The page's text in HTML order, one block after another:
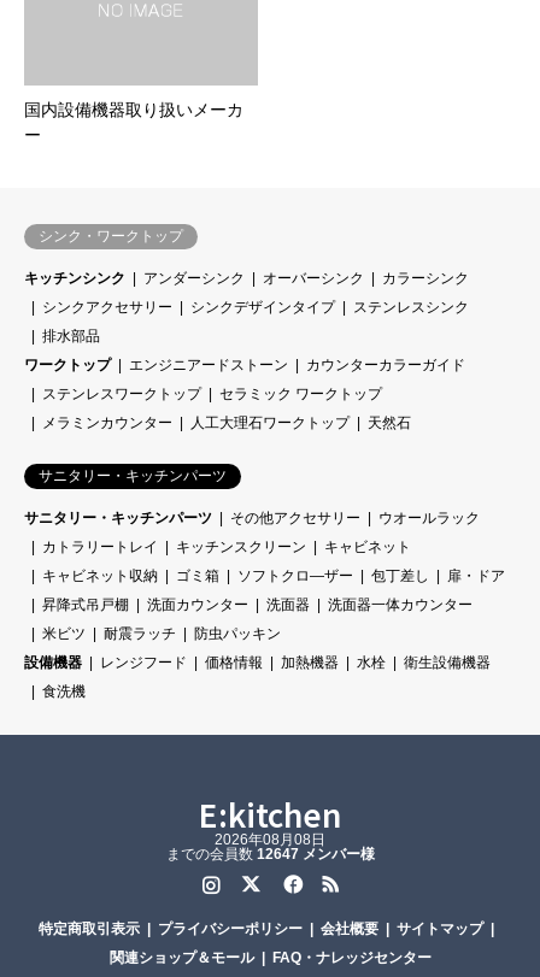
国内設備機器取り扱いメーカ
ー
シンク・ワークトップ
キッチンシンク アンダーシンク オーバーシンク
カラーシンク
シンクアクセサリー
シンクデザインタイプ
ステンレスシンク
排水部品
ワークトップ
エンジニアードストーン
カウンターカラーガイド
ステンレスワークトップ
セラミック ワークトップ
メラミンカウンター
人工大理石ワークトップ 天然石
サニタリー・キッチンパーツ
サニタリー・キッチンパーツ その他アクセサリー
ウオールラック
カトラリートレイ
キッチンスクリーン
キャビネット
キャビネット収納
ゴミ箱 ソフトクロ―ザー 包丁差し
扉・ドア
昇降式吊戸棚
洗面カウンター 洗面器
洗面器一体カウンター
米ビツ
耐震ラッチ
防虫パッキン
設備機器
レンジフード 価格情報 加熱機器 水栓
衛生設備機器
食洗機
E:kitchen
2026年08月08日
までの会員数 12647 メンバー様
FacebookRSS
特定商取引表示 プライバシーポリシー 会社概要
サイトマップ
関連ショップ＆モール
FAQ・ナレッジセンター